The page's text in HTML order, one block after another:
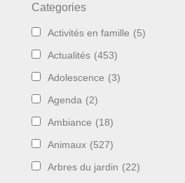
Categories
Activités en famille (5)
Actualités (453)
Adolescence (3)
Agenda (2)
Ambiance (18)
Animaux (527)
Arbres du jardin (22)